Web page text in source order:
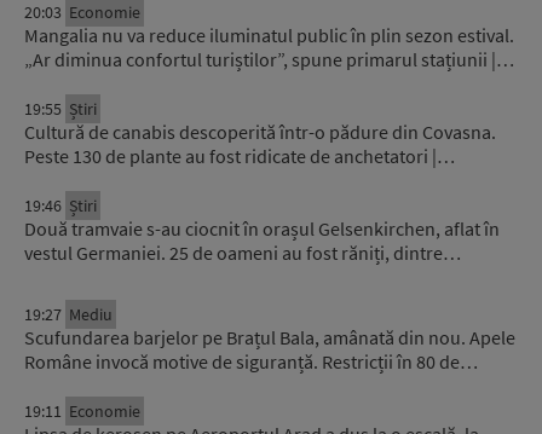
20:03 Economie
Mangalia nu va reduce iluminatul public în plin sezon estival.
„Ar diminua confortul turiștilor”, spune primarul stațiunii |…
19:55 Știri
Cultură de canabis descoperită într-o pădure din Covasna.
Peste 130 de plante au fost ridicate de anchetatori |…
19:46 Știri
Două tramvaie s-au ciocnit în orașul Gelsenkirchen, aflat în
vestul Germaniei. 25 de oameni au fost răniți, dintre…
19:27 Mediu
Scufundarea barjelor pe Brațul Bala, amânată din nou. Apele
Române invocă motive de siguranță. Restricții în 80 de…
19:11 Economie